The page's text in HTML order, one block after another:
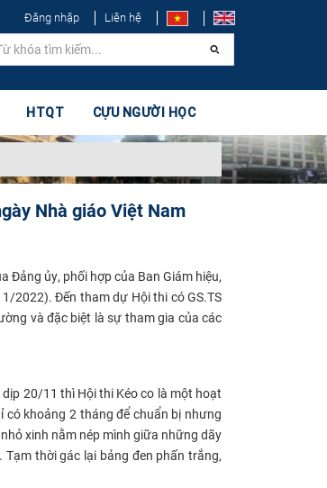
Đăng nhập Liên hệ
HTQT CỰU NGƯỜI HỌC
Nhà giáo Việt Nam
Đảng ủy, phối hợp của Ban Giám hiệu,
2022). Đến tham dự Hội thi có GS.TS
và đặc biệt là sự tham gia của các
20/11 thì Hội thi Kéo co là một hoạt
có khoảng 2 tháng để chuẩn bị nhưng
xinh nằm nép mình giữa những dãy
Tạm thời gác lại bảng đen phấn trắng,